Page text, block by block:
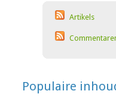
Artikels
Populaire